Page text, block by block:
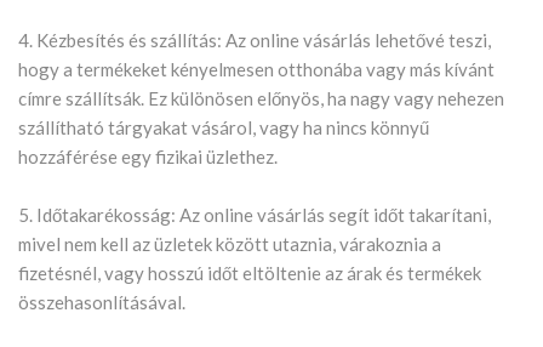
4. Kézbesítés és szállítás: Az online vásárlás lehetővé teszi,
hogy a termékeket kényelmesen otthonába vagy más kívánt
címre szállítsák. Ez különösen előnyös, ha nagy vagy nehezen
szállítható tárgyakat vásárol, vagy ha nincs könnyű
hozzáférése egy fizikai üzlethez.
5. Időtakarékosság: Az online vásárlás segít időt takarítani,
mivel nem kell az üzletek között utaznia, várakoznia a
fizetésnél, vagy hosszú időt eltöltenie az árak és termékek
összehasonlításával.